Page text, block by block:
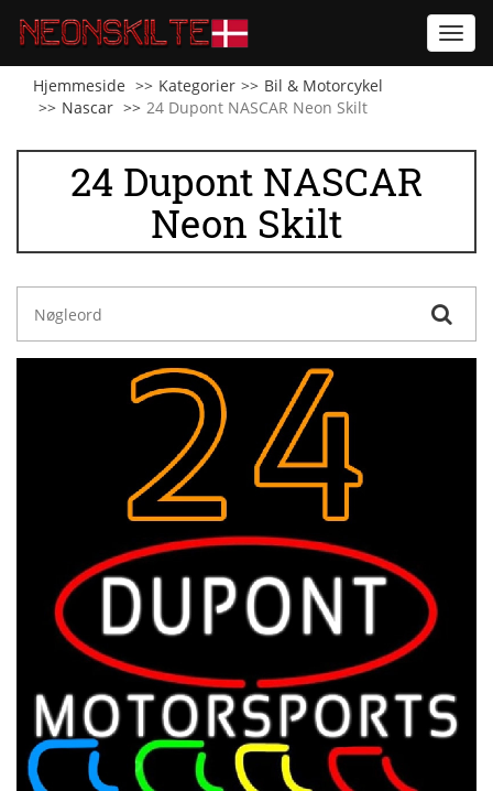
Hjemmeside
Kategorier
Bil & Motorcykel
Nascar
24 Dupont NASCAR Neon Skilt
24 Dupont NASCAR
Neon Skilt